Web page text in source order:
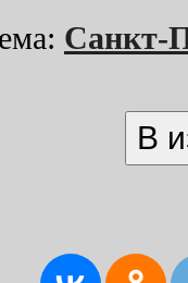
Санкт-